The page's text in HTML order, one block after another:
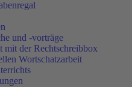
und -vorträge
mit der Rechtschreibbox
Wortschatzarbeit